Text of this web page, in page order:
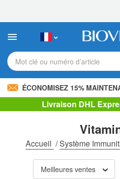
:
site
comprend
un
d'accessibilité.
Mot clé ou numéro d’article
ÉCONOMISEZ 15%
Livraison DHL
Accueil /Système
Meilleures ventes